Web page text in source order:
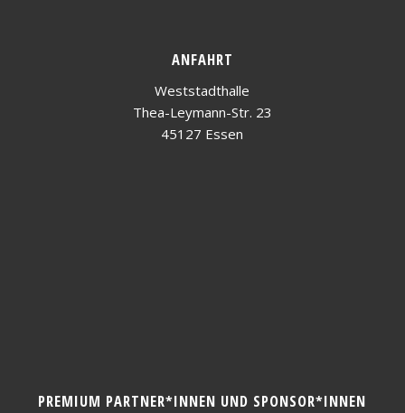
ANFAHRT
Weststadthalle
Thea-Leymann-Str. 23
45127 Essen
PREMIUM PARTNER*INNEN UND SPONSOR*INNEN